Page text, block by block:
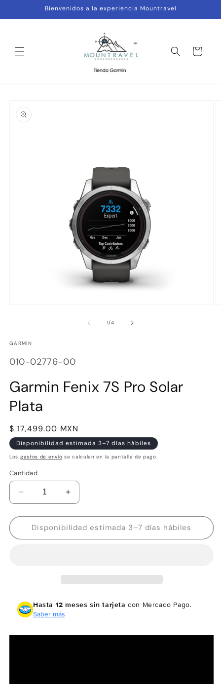
directamente
al contenido
Bienvenidos a la experiencia Mountravel
Carrito
información
una
modal
1/de
4
GARMIN
SKU:
010-02776-00
Garmin Fenix 7S Pro Solar
Plata
Precio
habitual
$ 17,499.00 MXN
Disponibilidad estimada 3–7 días hábiles
Los gastos de envío se calculan en la pantalla de pago.
Cantidad
Reducir
cantidad
para
Garmin
Fenix
Aumentar
cantidad
para
Garmin
Fenix
Disponibilidad estimada 3–7 días hábiles
Hasta 12 meses sin tarjeta con Mercado Pago.
Saber más